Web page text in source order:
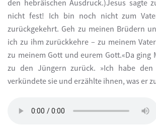
den hebräischen Ausdruck.)Jesus sagte
nicht fest! Ich bin noch nicht zum
zurückgekehrt. Geh zu meinen Brüdern
ich zu ihm zurückkehre – zu meinem
zu meinem Gott und eurem Gott.«Da ging
zu den Jüngern zurück. »Ich habe den
verkündete sie und erzählte ihnen, was er